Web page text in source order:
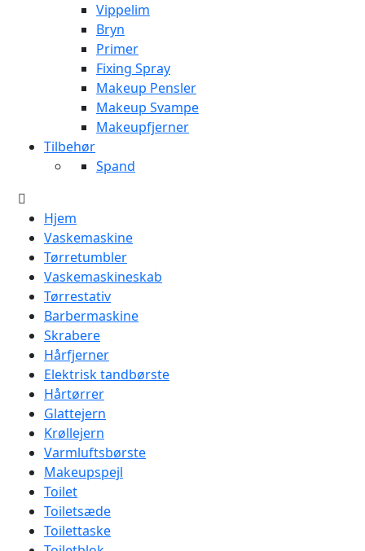
Vippelim
Bryn
Primer
Fixing Spray
Makeup Pensler
Makeup Svampe
Makeupfjerner
Tilbehør
Spand
Hjem
Vaskemaskine
Tørretumbler
Vaskemaskineskab
Tørrestativ
Barbermaskine
Skrabere
Hårfjerner
Elektrisk tandbørste
Hårtørrer
Glattejern
Krøllejern
Varmluftsbørste
Makeupspejl
Toilet
Toiletsæde
Toilettaske